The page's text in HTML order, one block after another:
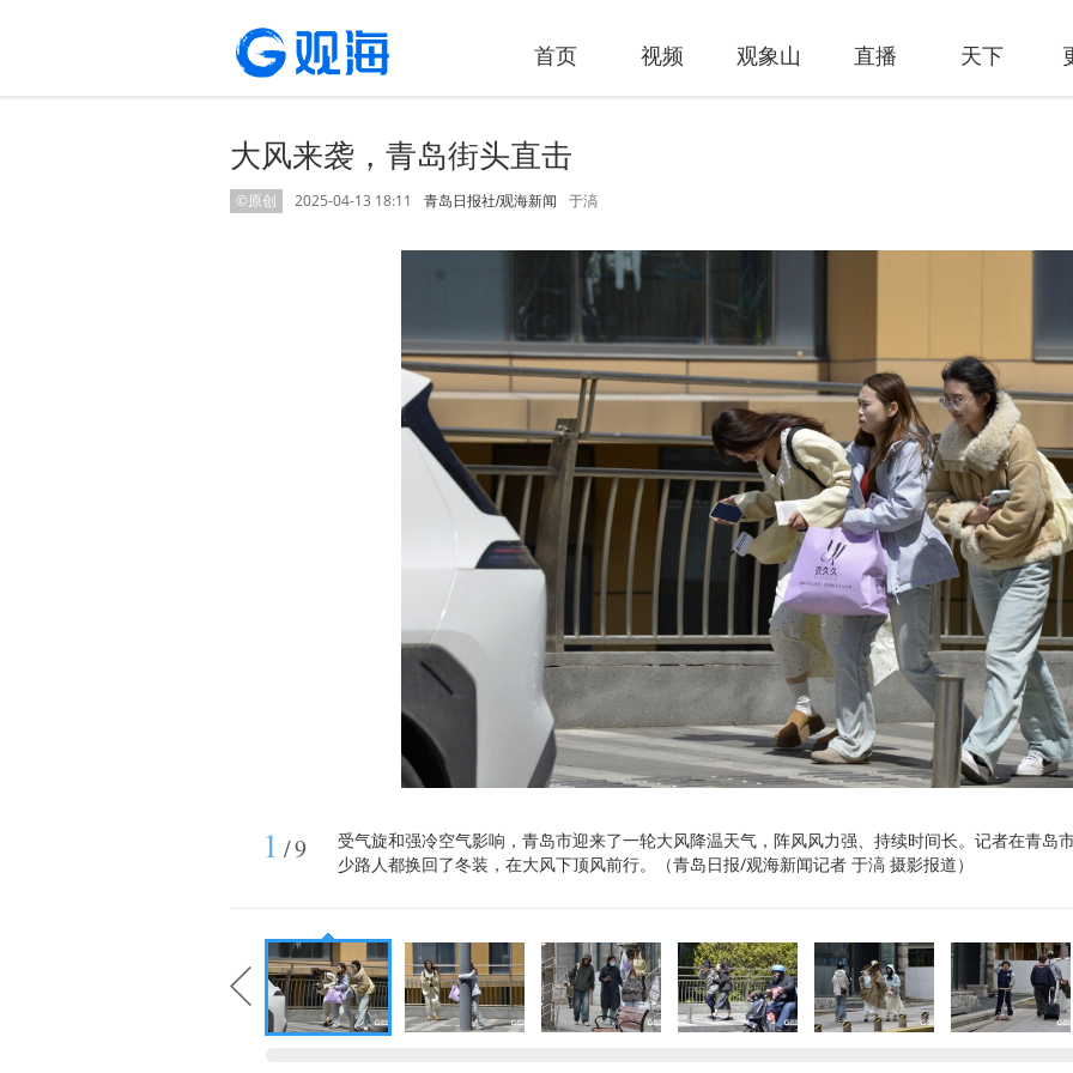
首页 视频 观象山 直播 天下
大风来袭，青岛街头直击
©原创 2025-04-13 18:11 青岛日报社/观海新闻 于滈
1 /9
受气旋和强冷空气影响，青岛市迎来了一轮大风降温天气，阵风风力强、持续时间长。记者在青岛
少路人都换回了冬装，在大风下顶风前行。（青岛日报/观海新闻记者 于滈 摄影报道）